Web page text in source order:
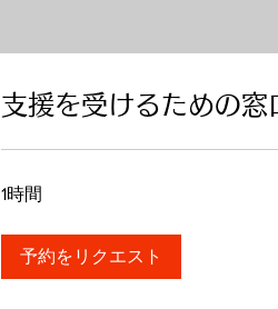
支援を受けるための窓
1時間
予約をリクエスト